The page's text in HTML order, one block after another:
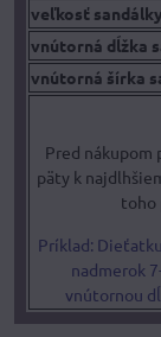
veľkosť sandálky
vnútorná dĺžka
vnútorná šírka
Pred
päty k
toho
Príklad:
nadmerok
vnútornou